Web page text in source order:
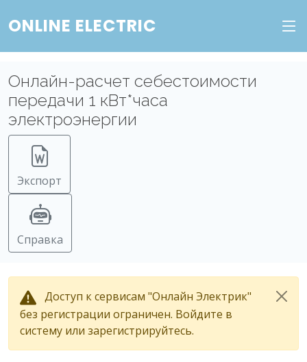
ONLINE ELECTRIC
Онлайн-расчет себестоимости
передачи 1 кВт*часа
электроэнергии
Экспорт
Справка
Доступ к сервисам "Онлайн Электрик"
без регистрации ограничен. Войдите в
систему или зарегистрируйтесь.